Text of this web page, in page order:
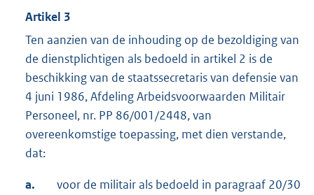
Artikel 3
Ten aanzien van de inhouding op de bezoldiging van
de dienstplichtigen als bedoeld in artikel 2 is de
beschikking van de staatssecretaris van defensie van
4 juni 1986, Afdeling Arbeidsvoorwaarden Militair
Personeel, nr. PP 86/001/2448, van
overeenkomstige toepassing, met dien verstande,
dat:
a.
voor de militair als bedoeld in paragraaf 20/30